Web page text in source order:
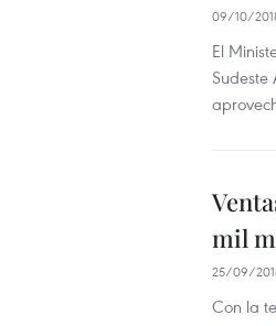
09/10/
El
mil
25/09/
Con la